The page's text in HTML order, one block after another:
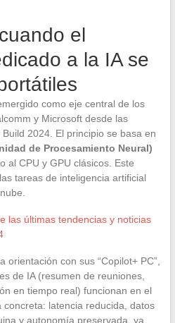
el
a la IA se
como eje central de los
y Microsoft desde las
2024. El principio se basa en
de Procesamiento Neural)
al CPU y GPU clásicos. Este
tareas de inteligencia artificial
las últimas tendencias y noticias
con sus “Copilot+ PC”,
de IA (resumen de reuniones,
en tiempo real) funcionan en el
latencia reducida, datos
y autonomía preservada, ya